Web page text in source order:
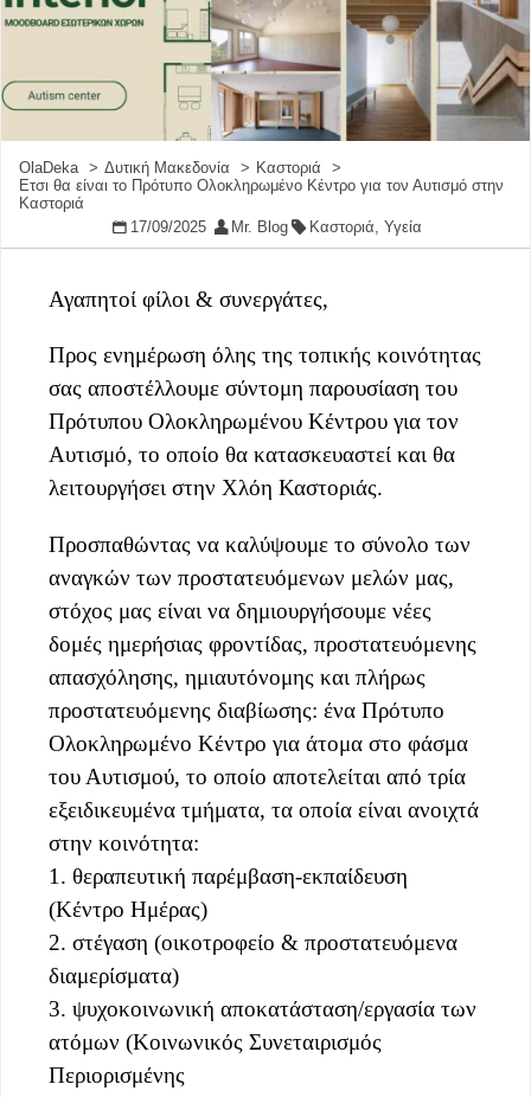
OlaDeka Δυτική Μακεδονία
Καστοριά
Ετσι θα είναι το Πρότυπο Ολοκληρωμένο Κέντρο για τον Αυτισμό στην
Καστοριά
17/09/2025
Mr. Blog Καστοριά,Υγεία
Αγαπητοί φίλοι & συνεργάτες,
Προς ενημέρωση όλης της τοπικής κοινότητας
σας αποστέλλουμε σύντομη παρουσίαση του
Πρότυπου Ολοκληρωμένου Κέντρου για τον
Αυτισμό, το οποίο θα κατασκευαστεί και θα
λειτουργήσει στην Χλόη Καστοριάς.
Προσπαθώντας να καλύψουμε το σύνολο των
αναγκών των προστατευόμενων μελών μας,
στόχος μας είναι να δημιουργήσουμε νέες
δομές ημερήσιας φροντίδας, προστατευόμενης
απασχόλησης, ημιαυτόνομης και πλήρως
προστατευόμενης διαβίωσης: ένα Πρότυπο
Ολοκληρωμένο Κέντρο για άτομα στο φάσμα
του Αυτισμού, το οποίο αποτελείται από τρία
εξειδικευμένα τμήματα, τα οποία είναι ανοιχτά
στην κοινότητα:
1. θεραπευτική παρέμβαση-εκπαίδευση
(Κέντρο Ημέρας)
2. στέγαση (οικοτροφείο & προστατευόμενα
διαμερίσματα)
3. ψυχοκοινωνική αποκατάσταση/εργασία των
ατόμων (Κοινωνικός Συνεταιρισμός
Περιορισμένης